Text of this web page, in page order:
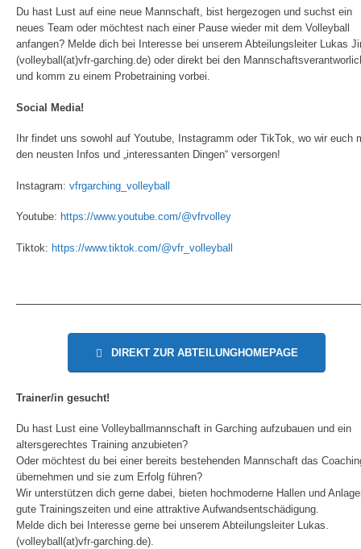
Du hast Lust auf eine neue Mannschaft, bist hergezogen und suchst ein
neues Team oder möchtest nach einer Pause wieder mit dem Volleyball
anfangen? Melde dich bei Interesse bei unserem Abteilungsleiter Lukas
(volleyball(at)vfr-garching.de) oder direkt bei den
und komm zu einem Probetraining vorbei.
Social Media!
Ihr findet uns sowohl auf Youtube, Instagramm oder TikTok, wo wir euch
den neusten Infos und „interessanten Dingen“ versorgen!
Instagram: vfrgarching_volleyball
Youtube: https://www.youtube.com/@vfrvolley
Tiktok: https://www.tiktok.com/@vfr_volleyball
DIREKT ZUR ABTEILUNGHOMEPAGE
Trainer/in gesucht!
Du hast Lust eine Volleyballmannschaft in Garching aufzubauen und ein
altersgerechtes Training anzubieten?
Oder möchtest du bei einer bereits bestehenden Mannschaft das
übernehmen und sie zum Erfolg führen?
Wir unterstützen dich gerne dabei, bieten hochmoderne Hallen und
gute Trainingszeiten und eine attraktive Aufwandsentschädigung.
Melde dich bei Interesse gerne bei unserem Abteilungsleiter Lukas.
(volleyball(at)vfr-garching.de).